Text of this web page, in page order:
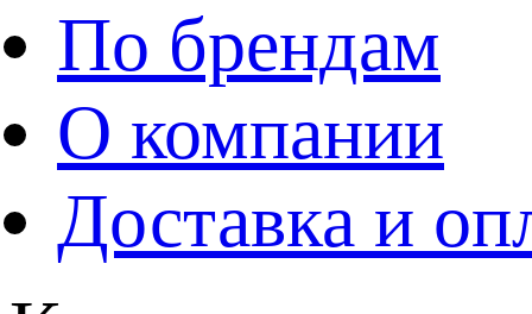
По брендам
О компании
Доставка и